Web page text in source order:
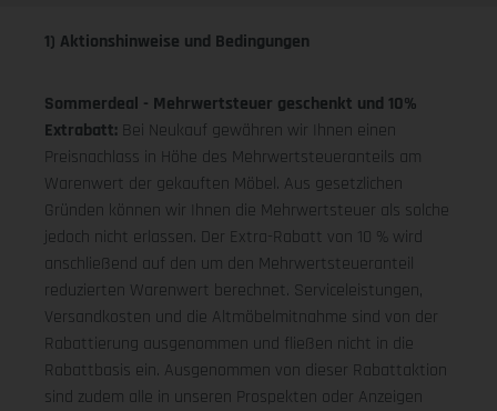
1) Aktionshinweise und Bedingungen
Sommerdeal - Mehrwertsteuer geschenkt und 10%
Extrabatt: Bei Neukauf gewähren wir Ihnen einen
Preisnachlass in Höhe des Mehrwertsteueranteils am
Warenwert der gekauften Möbel. Aus gesetzlichen
Gründen können wir Ihnen die Mehrwertsteuer als solche
jedoch nicht erlassen. Der Extra-Rabatt von 10 % wird
anschließend auf den um den Mehrwertsteueranteil
reduzierten Warenwert berechnet. Serviceleistungen,
Versandkosten und die Altmöbelmitnahme sind von der
Rabattierung ausgenommen und fließen nicht in die
Rabattbasis ein. Ausgenommen von dieser Rabattaktion
sind zudem alle in unseren Prospekten oder Anzeigen